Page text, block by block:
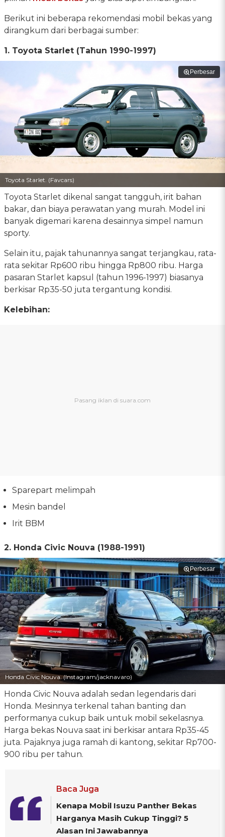
Berikut ini beberapa rekomendasi mobil bekas yang
dirangkum dari berbagai sumber:
1. Toyota Starlet (Tahun 1990-1997)
Perbesar
Toyota Starlet. (Favcars)
Toyota Starlet dikenal sangat tangguh, irit bahan
bakar, dan biaya perawatan yang murah. Model ini
banyak digemari karena desainnya simpel namun
sporty.
Selain itu, pajak tahunannya sangat terjangkau, rata-
rata sekitar Rp600 ribu hingga Rp800 ribu. Harga
pasaran Starlet kapsul (tahun 1996-1997) biasanya
berkisar Rp35-50 juta tergantung kondisi.
Kelebihan:
Sparepart melimpah
Mesin bandel
Irit BBM
2. Honda Civic Nouva (1988-1991)
Perbesar
Honda Civic Nouva. (Instagram/jacknavaro)
Honda Civic Nouva adalah sedan legendaris dari
Honda. Mesinnya terkenal tahan banting dan
performanya cukup baik untuk mobil sekelasnya.
Harga bekas Nouva saat ini berkisar antara Rp35-45
juta. Pajaknya juga ramah di kantong, sekitar Rp700-
900 ribu per tahun.
Baca Juga
Kenapa Mobil Isuzu Panther Bekas
Harganya Masih Cukup Tinggi? 5
Alasan Ini Jawabannya